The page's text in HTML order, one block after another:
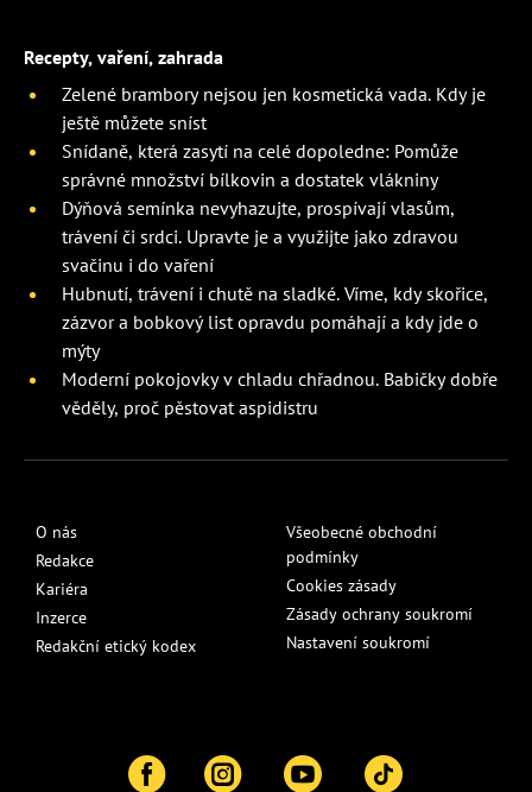
Recepty, vaření, zahrada
Zelené brambory nejsou jen kosmetická vada. Kdy je
ještě můžete sníst
Snídaně, která zasytí na celé dopoledne: Pomůže
správné množství bílkovin a dostatek vlákniny
Dýňová semínka nevyhazujte, prospívají vlasům,
trávení či srdci. Upravte je a využijte jako zdravou
svačinu i do vaření
Hubnutí, trávení i chutě na sladké. Víme, kdy skořice,
zázvor a bobkový list opravdu pomáhají a kdy jde o
mýty
Moderní pokojovky v chladu chřadnou. Babičky dobře
věděly, proč pěstovat aspidistru
O nás
Redakce
Kariéra
Inzerce
Redakční etický kodex
Všeobecné obchodní
podmínky
Cookies zásady
Zásady ochrany soukromí
Nastavení soukromí